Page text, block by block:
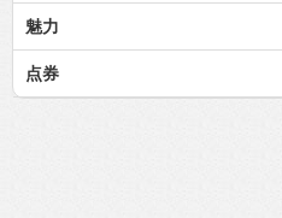
魅力
点券